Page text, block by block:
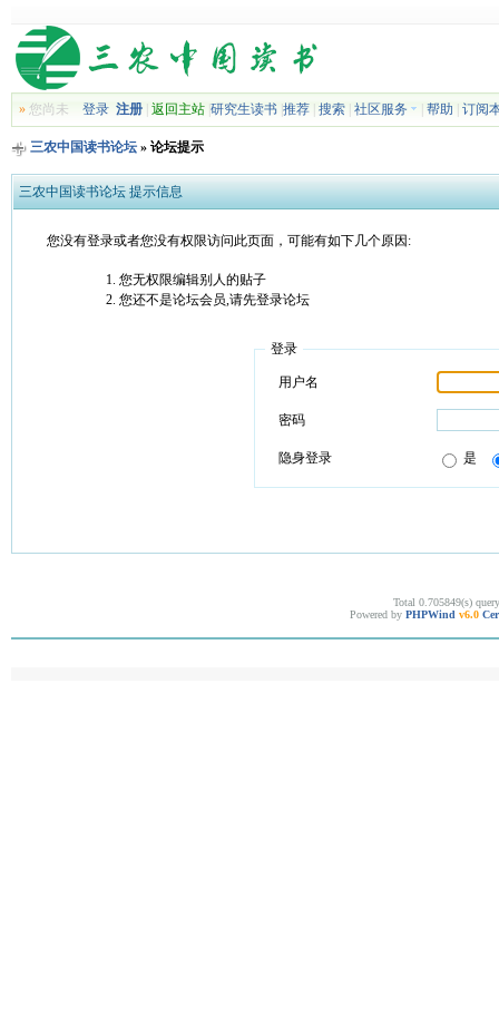
»您尚未 登录 注册| 返回主站| 研究生读书| 推荐| 搜索| 社区服务 帮助 订阅
三农中国读书论坛» 论坛提示
三农中国读书论坛 提示信息
您没有登录或者您没有权限访问此页面，可能有如下几个原因:
您无权限编辑别人的贴子
您还不是论坛会员,请先登录论坛
登录
用户名
密码
隐身登录 是
Total 0.705849(s)
Powered by PHPWind v6.0